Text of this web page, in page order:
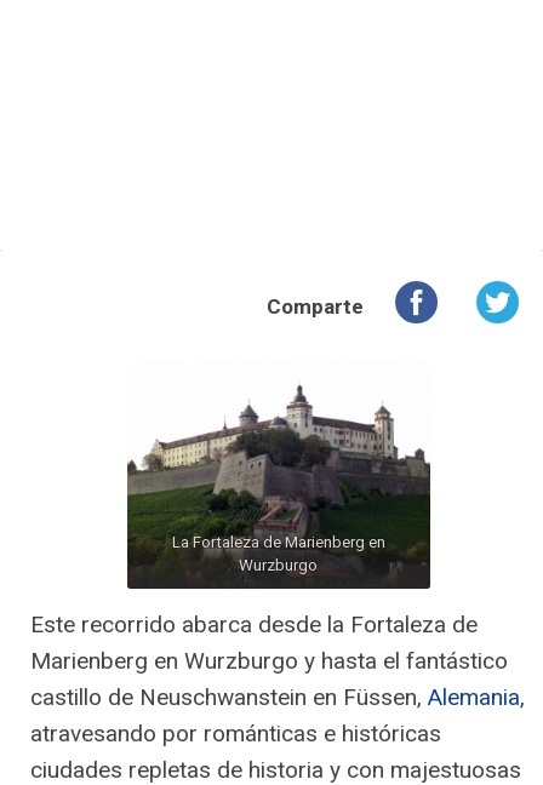
Comparte
La Fortaleza de Marienberg en
Wurzburgo
Este recorrido abarca desde la Fortaleza de
Marienberg en Wurzburgo y hasta el fantástico
castillo de Neuschwanstein en Füssen, Alemania,
atravesando por románticas e históricas
ciudades repletas de historia y con majestuosas